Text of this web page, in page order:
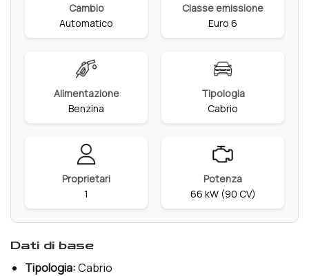
Cambio
Automatico
Classe emissione
Euro 6
Alimentazione
Benzina
Tipologia
Cabrio
Proprietari
1
Potenza
66 kW (90 CV)
dati di base
Tipologia:Cabrio